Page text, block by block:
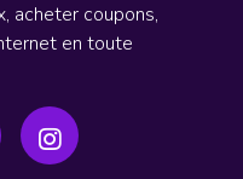
acheter coupons,
en toute